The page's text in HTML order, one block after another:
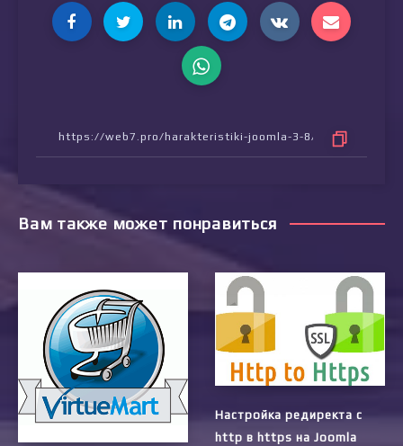
Вам также может понравиться
Настройка редиректа с
http в https на Joomla